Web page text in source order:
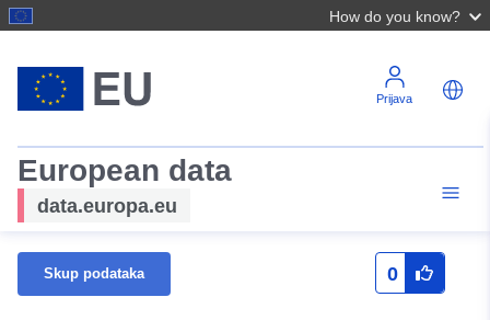
How do you know?
Prijava
European data
data.europa.eu
Skup podataka 0